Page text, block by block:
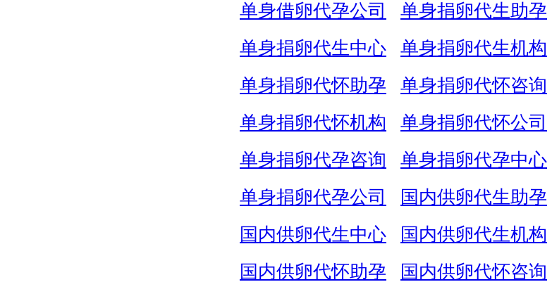
单身借卵代孕公司
单身捐卵代生助孕
单身捐卵代生中心
单身捐卵代生机构
单身捐卵代怀助孕
单身捐卵代怀咨询
单身捐卵代怀机构
单身捐卵代怀公司
单身捐卵代孕咨询
单身捐卵代孕中心
单身捐卵代孕公司
国内供卵代生助孕
国内供卵代生中心
国内供卵代生机构
国内供卵代怀助孕
国内供卵代怀咨询